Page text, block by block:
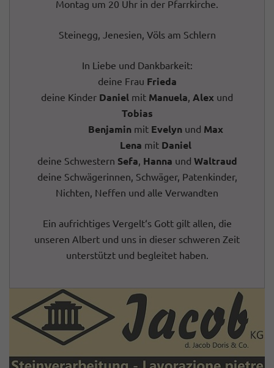
Montag um 20 Uhr in der Pfarrkirche.
Steinegg, Jenesien, Völs am Schlern
In Liebe und Dankbarkeit:
deine Frau Frieda
deine Kinder Daniel mit Manuela, Alex und
Tobias
Benjaminmit Evelynund Max
Lena mit Daniel
deine Schwestern Sefa, Hanna und Waltraud
deine Schwägerinnen, Schwäger, Patenkinder,
Nichten, Neffen und alle Verwandten
Ein aufrichtiges Vergelt‘s Gott gilt allen, die
unseren Albert und uns in dieser schweren Zeit
unterstützt und begleitet haben.